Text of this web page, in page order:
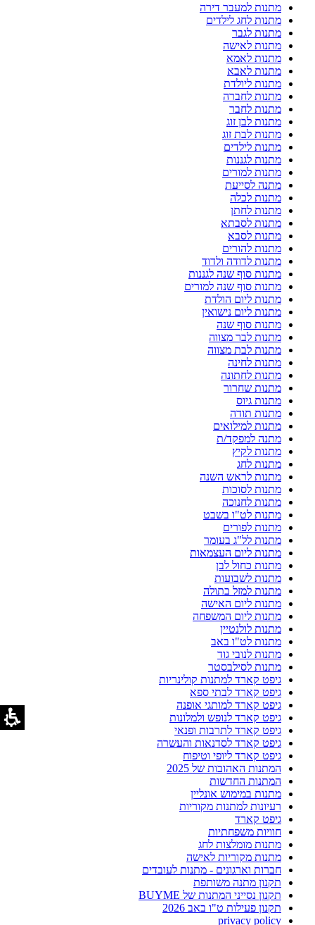
מתנות למעבר דירה
מתנות לחג לילדים
מתנות לגבר
מתנות לאישה
מתנות לאמא
מתנות לאבא
מתנות ליולדת
מתנות לחברה
מתנות לחבר
מתנות לבן זוג
מתנות לבת זוג
מתנות לילדים
מתנות לגננות
מתנות למורים
מתנה לסייעת
מתנות לכלה
מתנות לחתן
מתנות לסבתא
מתנות לסבא
מתנות להורים
מתנות לדודה ולדוד
מתנות סוף שנה לגננות
מתנות סוף שנה למורים
מתנות ליום הולדת
מתנות ליום נישואין
מתנות סוף שנה
מתנות לבר מצווה
מתנות לבת מצווה
מתנות לחינה
מתנות לחתונה
מתנות שחרור
מתנות גיוס
מתנות תודה
מתנות למילואים
מתנה למפקד/ת
מתנות לקיץ
מתנות לחג
מתנות לראש השנה
מתנות לסוכות
מתנות לחנוכה
מתנות לט"ו בשבט
מתנות לפורים
מתנות לל"ג בעומר
מתנות ליום העצמאות
מתנות כחול לבן
מתנות לשבועות
מתנות למזל בתולה
מתנות ליום האישה
מתנות ליום המשפחה
מתנות לולנטיין
מתנות לט"ו באב
מתנות לנובי גוד
מתנות לסילבסטר
גיפט קארד למתנות קולינריות
גיפט קארד לבתי ספא
גיפט קארד למותגי אופנה
גיפט קארד לנופש ולמלונות
גיפט קארד לתרבות ופנאי
גיפט קארד לסדנאות והעשרה
גיפט קארד ליופי וטיפוח
המתנות האהובות של 2025
המתנות החדשות
מתנות במימוש אונליין
רעיונות למתנות מקוריות
גיפט קארד
חוויות משפחתיות
מתנות מומלצות לחג
מתנות מקוריות לאישה
חברות וארגונים - מתנות לעובדים
תקנון מתנה משותפת
תקנון נסייני המתנות של BUYME
תקנון פעילות ט"ו באב 2026
privacy policy